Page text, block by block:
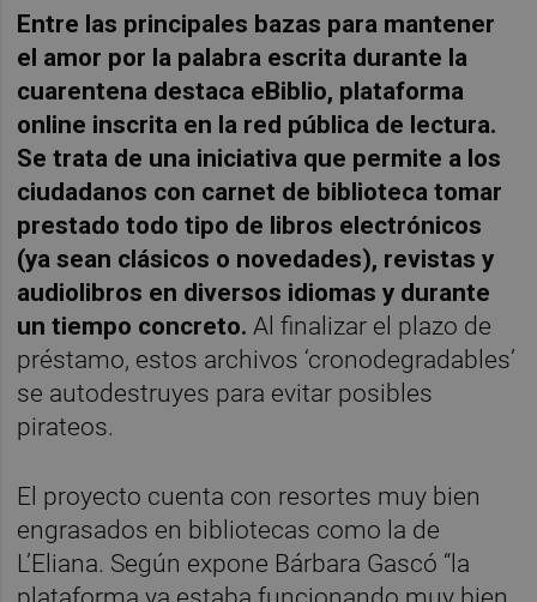
Entre las principales bazas para mantener
el amor por la palabra escrita durante la
cuarentena destaca eBiblio, plataforma
online inscrita en la red pública de lectura.
Se trata de una iniciativa que permite a los
ciudadanos con carnet de biblioteca tomar
prestado todo tipo de libros electrónicos
(ya sean clásicos o novedades), revistas y
audiolibros en diversos idiomas y durante
un tiempo concreto. Al finalizar el plazo de
préstamo, estos archivos ‘cronodegradables’
se autodestruyes para evitar posibles
pirateos.
El proyecto cuenta con resortes muy bien
engrasados en bibliotecas como la de
L’Eliana. Según expone Bárbara Gascó “la